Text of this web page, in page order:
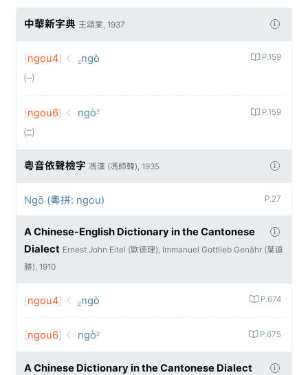
中華新字典 王頌棠, 1937
P.159
[ngou4] ꜁ngò
㈠
P.159
[ngou6] ngò꜅
㈡
粵音依聲檢字 馮漢 (馮師韓), 1935
P.27
Ngō (粵拼: ngou)
A Chinese-English Dictionary in the Cantonese
Dialect Ernest John Eitel (歐德理), Immanuel Gottlieb Genähr (葉道
勝), 1910
P.674
[ngou4] ꜁ngò
P.675
[ngou6] ngò꜅
A Chinese Dictionary in the Cantonese Dialect